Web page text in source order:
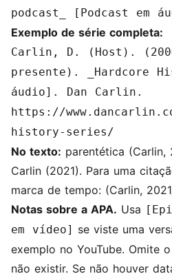
podcast_ [Podcast em
Exemplo de série completa:
Carlin, D. (Host).
presente). _Hardcore
áudio]. Dan Carlin.
https://
history-series/
No texto: parentética (Carlin,
Carlin (2021). Para uma
marca de tempo: (Carlin,
Notas sobre a APA. Usa
em vídeo] se viste uma
exemplo no YouTube. Omite
não existir. Se não houver